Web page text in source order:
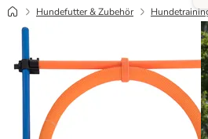
Hundefutter & Zubehör